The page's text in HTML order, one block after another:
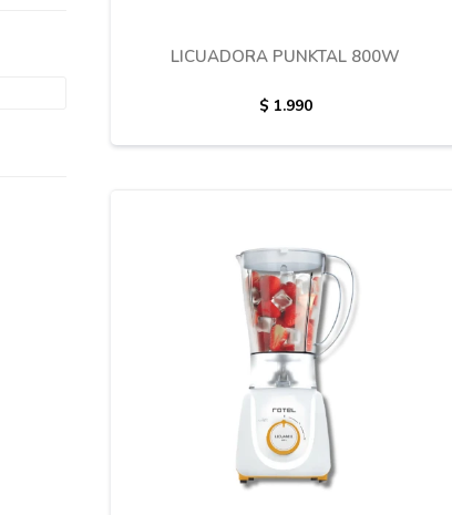
LICUADORA PUNKTAL 800W
$ 1.990